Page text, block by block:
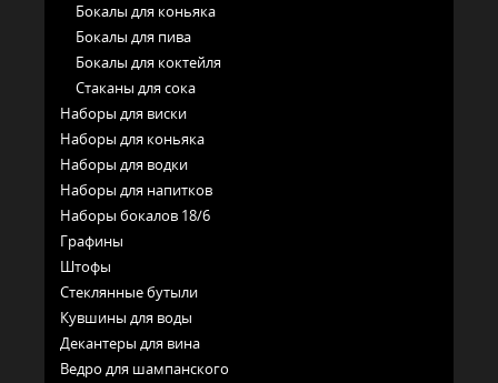
Бокалы для коньяка
Бокалы для пива
Бокалы для коктейля
Стаканы для сока
Наборы для виски
Наборы для коньяка
Наборы для водки
Наборы для напитков
Наборы бокалов 18/6
Графины
Штофы
Стеклянные бутыли
Кувшины для воды
Декантеры для вина
Ведро для шампанского